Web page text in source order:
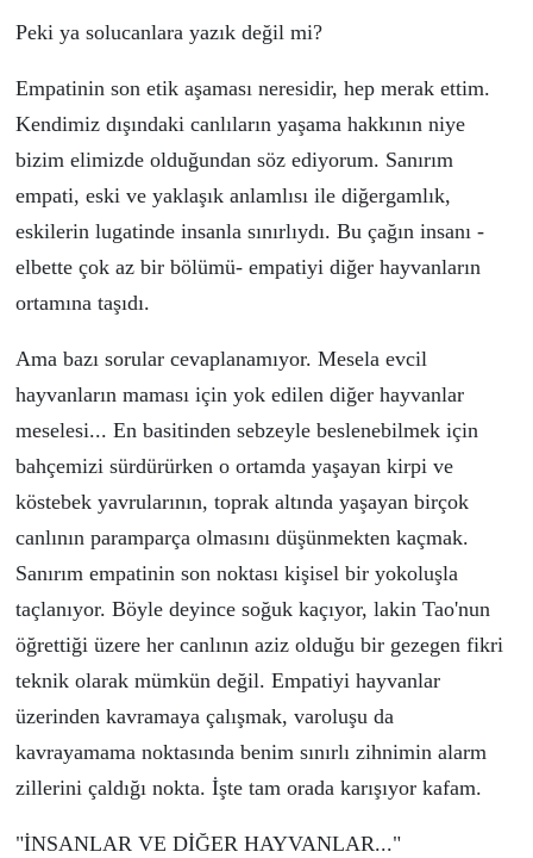
Peki ya solucanlara yazık değil mi?
Empatinin son etik aşaması neresidir, hep merak ettim.
Kendimiz dışındaki canlıların yaşama hakkının niye
bizim elimizde olduğundan söz ediyorum. Sanırım
empati, eski ve yaklaşık anlamlısı ile diğergamlık,
eskilerin lugatinde insanla sınırlıydı. Bu çağın insanı -
elbette çok az bir bölümü- empatiyi diğer hayvanların
ortamına taşıdı.
Ama bazı sorular cevaplanamıyor. Mesela evcil
hayvanların maması için yok edilen diğer hayvanlar
meselesi... En basitinden sebzeyle beslenebilmek için
bahçemizi sürdürürken o ortamda yaşayan kirpi ve
köstebek yavrularının, toprak altında yaşayan birçok
canlının paramparça olmasını düşünmekten kaçmak.
Sanırım empatinin son noktası kişisel bir yokoluşla
taçlanıyor. Böyle deyince soğuk kaçıyor, lakin Tao'nun
öğrettiği üzere her canlının aziz olduğu bir gezegen fikri
teknik olarak mümkün değil. Empatiyi hayvanlar
üzerinden kavramaya çalışmak, varoluşu da
kavrayamama noktasında benim sınırlı zihnimin alarm
zillerini çaldığı nokta. İşte tam orada karışıyor kafam.
"İNSANLAR VE DİĞER HAYVANLAR..."